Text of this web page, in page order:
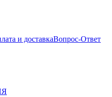
и доставкаВопрос-Ответ